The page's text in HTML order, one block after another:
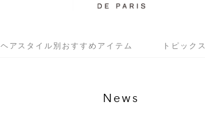
ヘアスタイル別おすすめアイテム トピックス
News